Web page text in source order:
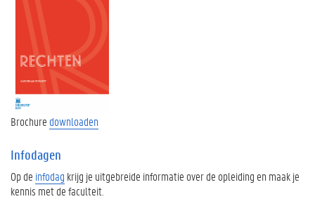
Brochure downloaden
Infodagen
Op de infodag krijg je uitgebreide informatie over de opleiding en maak je
kennis met de faculteit.